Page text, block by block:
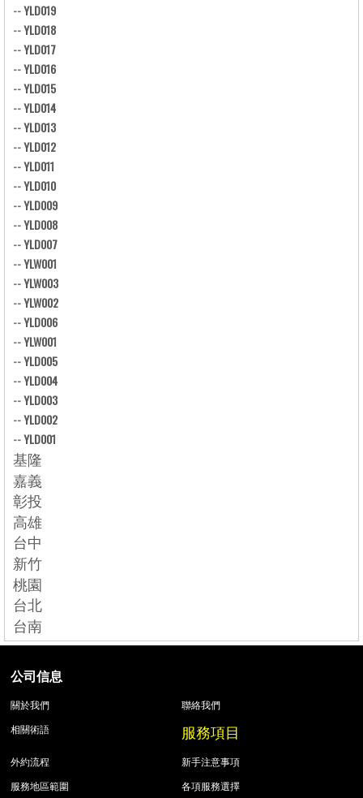
--YLD019
--YLD018
--YLD017
--YLD016
--YLD015
--YLD014
--YLD013
--YLD012
--YLD011
--YLD010
--YLD009
--YLD008
--YLD007
--YLW001
--YLW003
--YLW002
--YLD006
--YLW001
--YLD005
--YLD004
--YLD003
--YLD002
--YLD001
基隆
嘉義
彰投
高雄
台中
新竹
桃園
台北
台南
公司信息
關於我們
聯絡我們
相關術語
服務項目
外約流程
新手注意事項
服務地區範圍
各項服務選擇